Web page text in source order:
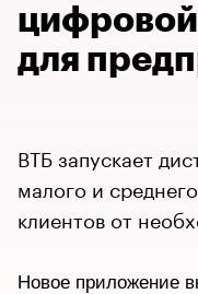
цифровой
для
ВТБ запускает
малого и
клиентов от
Новое приложение